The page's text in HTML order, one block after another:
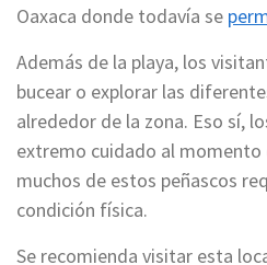
Oaxaca donde todavía se
Además de la playa, los
bucear o explorar las
alrededor de la zona. Eso sí,
extremo cuidado al momento
muchos de estos peñascos
condición física.
Se recomienda visitar esta